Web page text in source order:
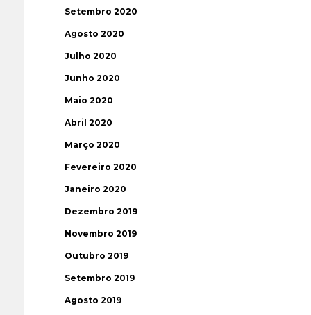
Setembro 2020
Agosto 2020
Julho 2020
Junho 2020
Maio 2020
Abril 2020
Março 2020
Fevereiro 2020
Janeiro 2020
Dezembro 2019
Novembro 2019
Outubro 2019
Setembro 2019
Agosto 2019